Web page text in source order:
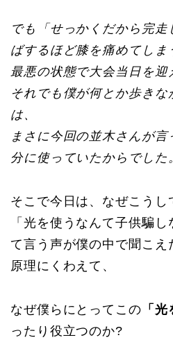
でも「せっかくだから完
ばするほど膝を痛めてし
最悪の状態で大会当日を迎
それでも僕が何とか歩き
は、
まさに今回の並木さんが
分に使っていたからでした
そこで今日は、なぜこうし
「光を使うなんて子供騙
て言う声が僕の中で聞こえ
原理にくわえて、
なぜ僕らにとってこの 「光
ったり役立つのか?